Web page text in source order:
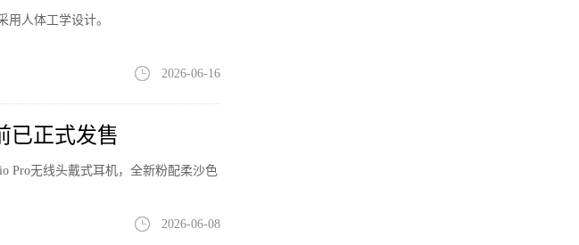
人体工学设计。
2026-06-16
已正式发售
Pro无线头戴式耳机，全新粉配柔沙色
2026-06-08